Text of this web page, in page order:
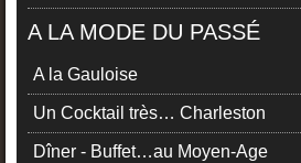
A LA MODE DU PASSÉ
A la Gauloise
Un Cocktail très… Charleston
Dîner - Buffet…au Moyen-Age